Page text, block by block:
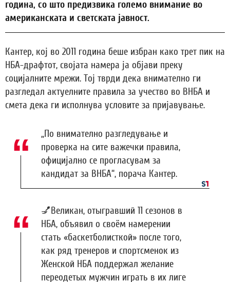
година, со што предизвика големо внимание во
американската и светската јавност.
Кантер, кој во 2011 година беше избран како трет пик на
НБА-драфтот, својата намера ја објави преку
социјалните мрежи. Тој тврди дека внимателно ги
разгледал актуелните правила за учество во ВНБА и
смета дека ги исполнува условите за пријавување.
„По внимателно разгледување и
проверка на сите важечки правила,
официјално се прогласувам за
кандидат за ВНБА“, порача Кантер.
💅Великан, отыгравший 11 сезонов в
НБА, объявил о своём намерении
стать «баскетболисткой» после того,
как ряд тренеров и спортсменок из
Женской НБА поддержал желание
переодетых мужчин играть в их лиге